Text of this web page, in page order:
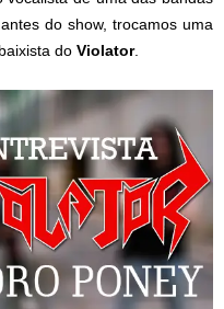
do show, trocamos uma
do Violator.